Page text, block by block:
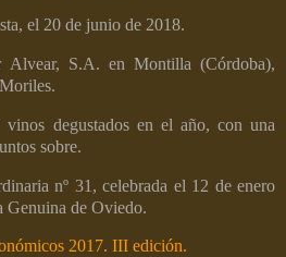
el 20 de junio de 2018.
Alvear, S.A. en Montilla (Córdoba),
degustados en el año, con una
sobre.
nº 31, celebrada el 12 de enero
Genuina de Oviedo.
2017. III edición.